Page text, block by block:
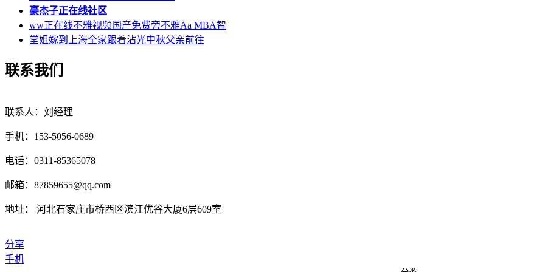
豪杰子正在线社区
ww正在线不雅视频国产免费旁不雅Aa MBA智
堂姐嫁到上海全家跟着沾光中秋父亲前往
联系我们
联系人：刘经理
手机：153-5056-0689
电话：0311-85365078
邮箱：87859655@qq.com
地址： 河北石家庄市桥西区滨江优谷大厦6层609室
分享
手机